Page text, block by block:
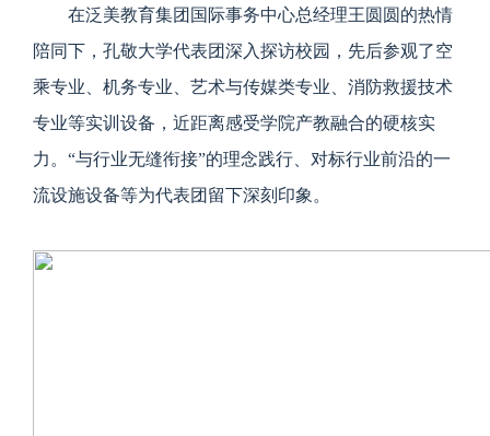
在泛美教育集团国际事务中心总经理王圆圆的热情
陪同下，孔敬大学代表团深入探访校园，先后参观了空
乘专业、机务专业、艺术与传媒类专业、消防救援技术
专业等实训设备，近距离感受学院产教融合的硬核实
力。“与行业无缝衔接”的理念践行、对标行业前沿的一
流设施设备等为代表团留下深刻印象。